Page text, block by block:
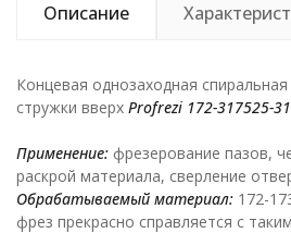
Описание
Концевая однозаходная
стружки вверх Profrezi 172-317525-
Применение: фрезерование пазов,
раскрой материала, сверление
Обрабатываемый материал: 172-
фрез прекрасно справляется с